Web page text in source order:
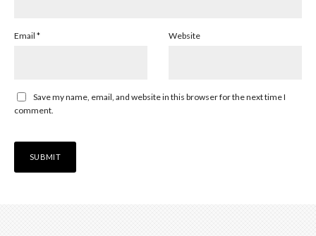
Email * Website
Save my name, email, and website in this browser for the next time I
comment.